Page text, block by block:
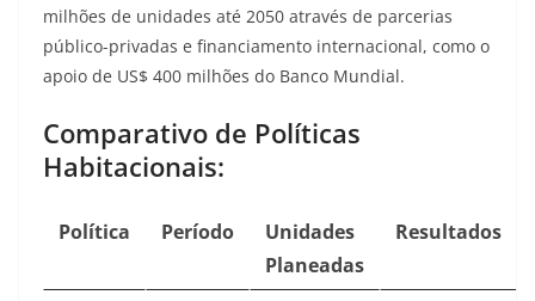
milhões de unidades até 2050 através de parcerias
público-privadas e financiamento internacional, como o
apoio de US$ 400 milhões do Banco Mundial.
Comparativo de Políticas
Habitacionais:
Política Período
Unidades
Planeadas
Resultados